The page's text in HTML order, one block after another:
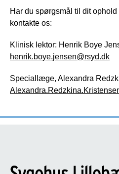
Har du spørgsmål til dit
kontakte os:
Klinisk lektor: Henrik Boye
henrik.boye.jensen@rsyd.dk
Speciallæge, Alexandra